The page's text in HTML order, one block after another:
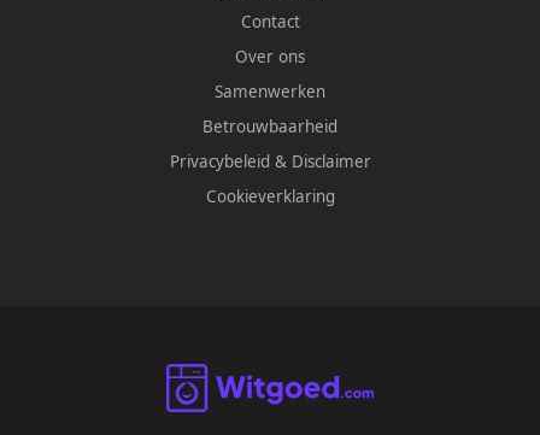
Contact
Over ons
Samenwerken
Betrouwbaarheid
Privacybeleid & Disclaimer
Cookieverklaring